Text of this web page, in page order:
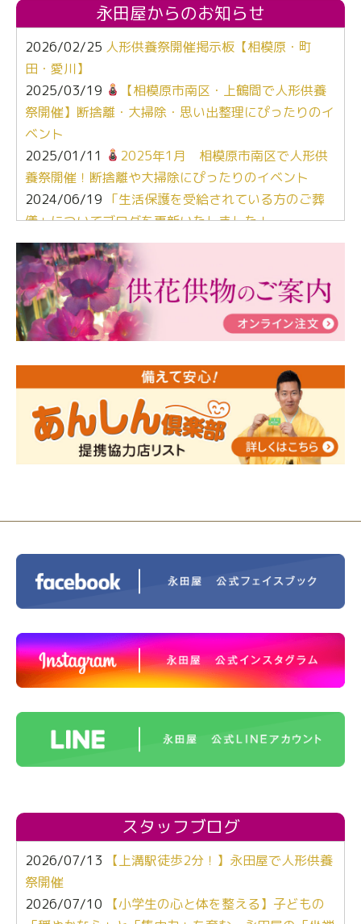
永田屋からのお知らせ
2026/02/25 人形供養祭開催掲示板【相模原・町
田・愛川】
2025/03/19
【相模原市南区・上鶴間で人形供養
祭開催】断捨離・大掃除・思い出整理にぴったりのイ
ベント
2025/01/11
2025年1月 相模原市南区で人形供
養祭開催！断捨離や大掃除にぴったりのイベント
2024/06/19 「生活保護を受給されている方のご葬
儀」についてブログを更新いたしました！
2024/03/06【終活なるほど教室】「マンガで学
ぶ！はじめてのお葬式」小さな家族葬ハウス®町田成
瀬 ご参加ありがとうございました！
2024/01/19令和6年能登半島地震災害の寄付のご報
告
人形供養 寄付のご報告
2023/12/16終活なるほど教室＠小さな家族葬ハウ
ス®上鶴間 エンディングノートを書いてみよう！
2023/11/29 永田屋創業110周年記念式典 レンブラ
ントホテル東京町田
スタッフブログ
2026/07/13
【上溝駅徒歩2分！】永田屋で人形供養
祭開催
2026/07/10
【小学生の心と体を整える】子どもの